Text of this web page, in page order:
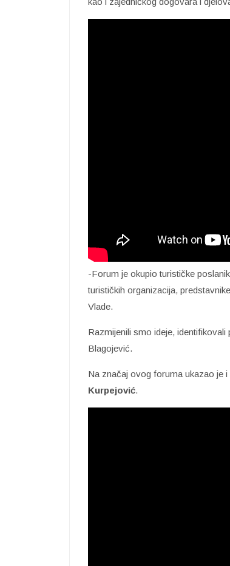
-Forum je okupio turističke
turističkih organizacija,
Vlade.
Razmijenili smo ideje,
Blagojević.
Na značaj ovog foruma ukazao je
Kurpejović.